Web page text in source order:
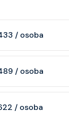
/ osoba
koupelnu se
TV, rádio,
/ osoba
/ osoba